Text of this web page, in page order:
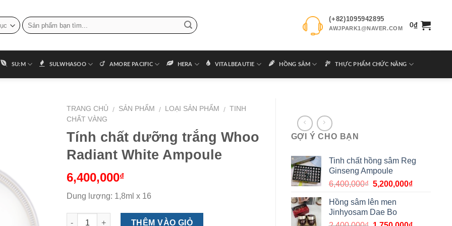
(+82)1095942895
AWJPARK1@NAVER.COM
0₫
SU:M SULWHASOO AMORE PACIFIC HERA VITALBEAUTIE HỒNG SÂM THỰC PHẨM CHỨC NĂNG
TRANG CHỦ / SẢN PHẨM / LOẠI SẢN PHẨM / TINH
CHẤT VÀNG
Tính chất dưỡng trắng Whoo
Radiant White Ampoule
6,400,000₫
Dung lượng: 1,8ml x 16
Số lượng THÊM VÀO GIỎ
GỢI Ý CHO BẠN
Tinh chất hồng sâm Reg
Ginseng Ampoule
6,400,000₫ 5,200,000₫
Hồng sâm lên men
Jinhyosam Dae Bo